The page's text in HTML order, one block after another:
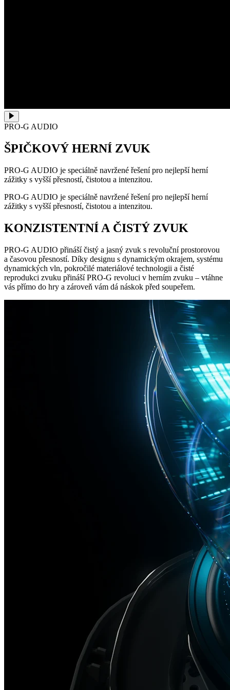
PRO-G AUDIO
ŠPIČKOVÝ HERNÍ ZVUK
PRO-G AUDIO je speciálně navržené řešení pro nejlepší herní
zážitky s vyšší přesností, čistotou a intenzitou.
PRO-G AUDIO je speciálně navržené řešení pro nejlepší herní
zážitky s vyšší přesností, čistotou a intenzitou.
KONZISTENTNÍ A ČISTÝ ZVUK
PRO-G AUDIO přináší čistý a jasný zvuk s revoluční prostorovou
a časovou přesností. Díky designu s dynamickým okrajem, systému
dynamických vln, pokročilé materiálové technologii a čisté
reprodukci zvuku přináší PRO-G revoluci v herním zvuku – vtáhne
vás přímo do hry a zároveň vám dá náskok před soupeřem.